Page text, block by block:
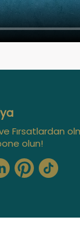
Fırsatlardan
olun!